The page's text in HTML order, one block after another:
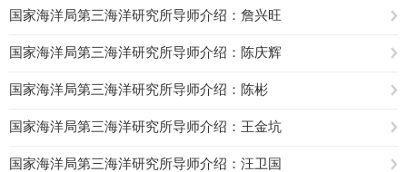
国家海洋局第三海洋研究所导师介绍：詹兴旺
国家海洋局第三海洋研究所导师介绍：陈庆辉
国家海洋局第三海洋研究所导师介绍：陈彬
国家海洋局第三海洋研究所导师介绍：王金坑
国家海洋局第三海洋研究所导师介绍：汪卫国